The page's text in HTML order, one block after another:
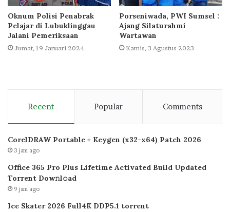
Oknum Polisi Penabrak
Pelajar di Lubuklinggau
Jalani Pemeriksaan
Jumat, 19 Januari 2024
Porseniwada, PWI Sumsel :
Ajang Silaturahmi
Wartawan
Kamis, 3 Agustus 2023
Recent Popular Comments
CorelDRAW Portable + Keygen (x32-x64) Patch 2026
3 jam ago
Office 365 Pro Plus Lifetime Activated Build Updated
Torrent Dow𝚗l𝚘аd
9 jam ago
Ice Skater 2026 Full4K DDP5.1 torrent